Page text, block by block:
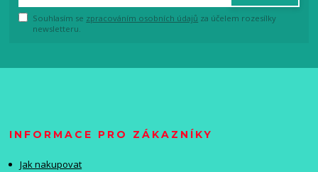
Souhlasím se zpracováním osobních údajů za účelem rozesílky
newsletteru.
INFORMACE PRO ZÁKAZNÍKY
Jak nakupovat